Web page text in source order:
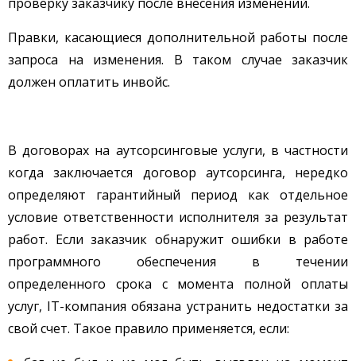
Правки, касающиеся дополнительной работы после
запроса на изменения. В таком случае заказчик
должен оплатить инвойс.
В договорах на аутсорсинговые услуги, в частности
когда заключается договор аутсорсинга, нередко
определяют гарантийный период как отдельное
условие ответственности исполнителя за результат
работ. Если заказчик обнаружит ошибки в работе
программного обеспечения в течении
определенного срока с момента полной оплаты
услуг, IT-компания обязана устранить недостатки за
свой счет. Такое правило применяется, если: